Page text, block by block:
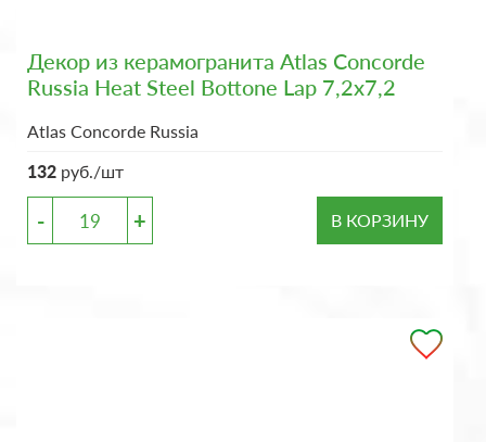
Декор из керамогранита Atlas Concorde
Russia Heat Steel Bottone Lap 7,2x7,2
Atlas Concorde Russia
132 руб./шт
- + В КОРЗИНУ